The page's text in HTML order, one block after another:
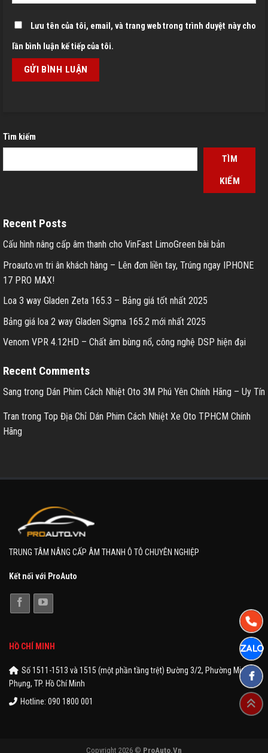
Lưu tên của tôi, email, và trang web trong trình duyệt này cho
lần bình luận kế tiếp của tôi.
Tìm kiếm
TÌM
KIẾM
Recent Posts
Cấu hình nâng cấp âm thanh cho VinFast LimoGreen bài bản
Proauto.vn tri ân khách hàng – Lên đơn liền tay, Trúng ngay IPHONE
17 PRO MAX!
Loa 3 way Gladen Zeta 165.3 – Bảng giá tốt nhất 2025
Bảng giá loa 2 way Gladen Sigma 165.2 mới nhất 2025
Venom VPR 4.12HD – Chất âm bùng nổ, công nghệ DSP hiện đại
Recent Comments
Sang trong Dán Phim Cách Nhiệt Oto 3M Phú Yên Chính Hãng – Uy Tín
Tran trong Top Địa Chỉ Dán Phim Cách Nhiệt Xe Oto TPHCM Chính
Hãng
TRUNG TÂM NÂNG CẤP ÂM THANH Ô TÔ CHUYÊN NGHIỆP
Kết nối với ProAuto
HỒ CHÍ MINH
Số 1511-1513 và 1515 (một phần tầng trệt) Đường 3/2, Phường Minh
Phụng, TP. Hồ Chí Minh
Hotline: 090 1800 001
Copyright 2026 © ProAuto.Vn